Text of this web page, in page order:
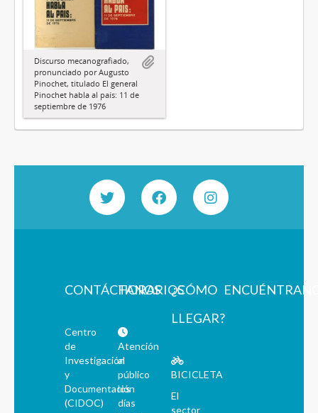
Discurso mecanografiado,
pronunciado por Augusto
Pinochet, titulado El general
Pinochet habla al país: 11 de
septiembre de 1976
CONTÁCTANOS
Centro
de
Investigación
y
Documentación
(CIDOC)
HORARIOS
Atención
al
público
los
días
¿CÓMO
LLEGAR?
BICICLETA
El
sector